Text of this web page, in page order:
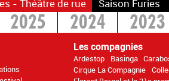
- Théâtre de rue
Saison Furies
2025 2024 2023
Les compagnies
Ardestop Basinga
Cirque La Compagnie
>2014